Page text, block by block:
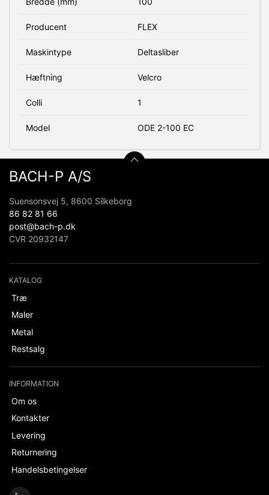
Producent FLEX
Maskintype Deltasliber
Hæftning Velcro
Colli 1
Model ODE 2-100 EC
BACH-P A/S
Suensonsvej 5, 8600 Silkeborg
86 82 81 66
post@bach-p.dk
CVR 20932147
KATALOG
Træ
Maler
Metal
Restsalg
INFORMATION
Om os
Kontakter
Levering
Returnering
Handelsbetingelser